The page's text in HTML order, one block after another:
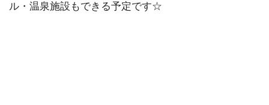
ル・温泉施設もできる予定です☆